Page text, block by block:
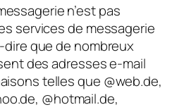
n’est pas
services de messagerie
que de nombreux
des adresses e-mail
telles que @web.de,
@hotmail.de,